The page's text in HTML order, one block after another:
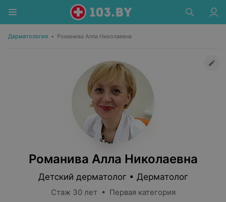
Дерматология • Романива Алла Николаевна
Романива Алла Николаевна
Детский дерматолог • Дерматолог
Стаж 30 лет • Первая категория